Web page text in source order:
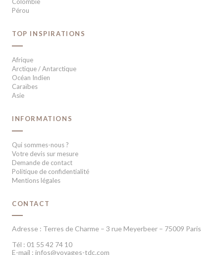
Colombie
Pérou
TOP INSPIRATIONS
Afrique
Arctique / Antarctique
Océan Indien
Caraïbes
Asie
INFORMATIONS
Qui sommes-nous ?
Votre devis sur mesure
Demande de contact
Politique de confidentialité
Mentions légales
CONTACT
Adresse : Terres de Charme – 3 rue Meyerbeer – 75009 Paris
Tél : 01 55 42 74 10
E-mail : infos@voyages-tdc.com